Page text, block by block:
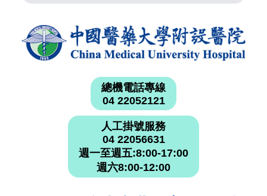
總機電話專線
04 22052121
人工掛號服務
04 22056631
週一至週五:8:00-17:00
週六8:00-12:00